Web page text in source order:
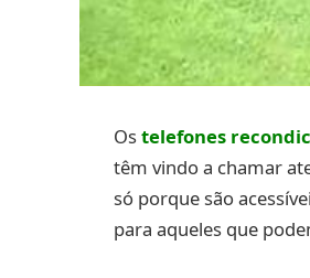
Ostelefones
têm vindo a chamar
só porque são
para aqueles que